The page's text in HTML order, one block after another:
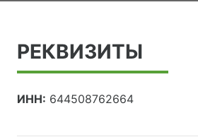
РЕКВИЗИТЫ
ИНН: 644508762664